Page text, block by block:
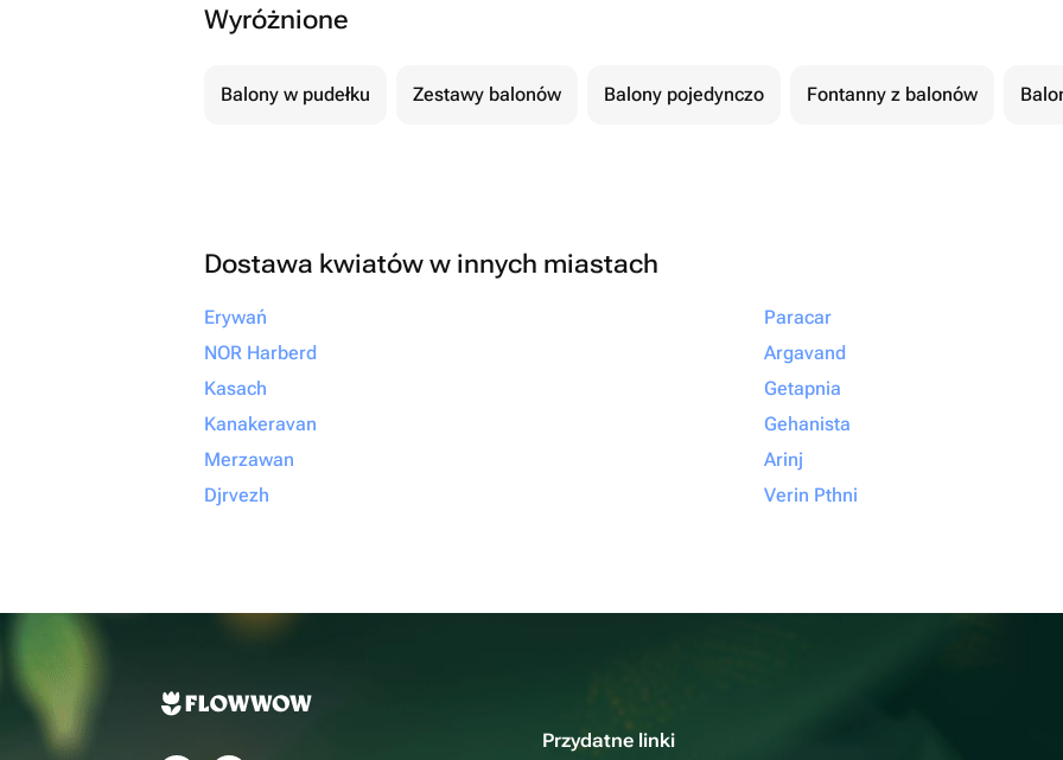
Wyróżnione
Balony w pudełku Zestawy balonów Balony pojedynczo Fontanny z balonów
Dostawa kwiatów w innych miastach
Erywań
NOR Harberd
Kasach
Kanakeravan
Merzawan
Djrvezh
Paracar
Argavand
Getapnia
Gehanista
Arinj
Verin Pthni
Przydatne linki